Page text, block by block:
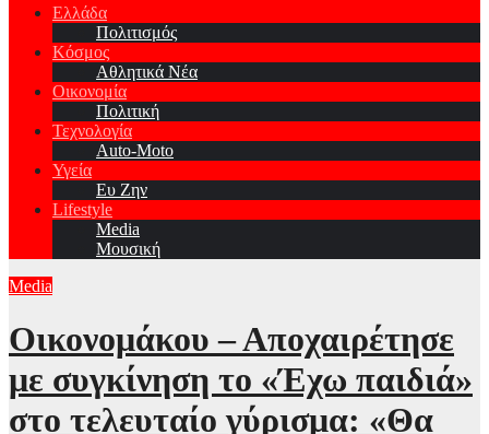
Ελλάδα
Πολιτισμός
Κόσμος
Αθλητικά Νέα
Οικονομία
Πολιτική
Τεχνολογία
Auto-Moto
Υγεία
Ευ Ζην
Lifestyle
Media
Μουσική
Media
Οικονομάκου – Αποχαιρέτησε
με συγκίνηση το «Έχω παιδιά»
στο τελευταίο γύρισμα: «Θα